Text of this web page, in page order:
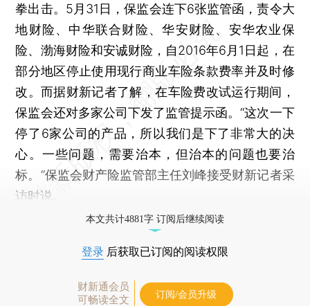
拳出击。5月31日，保监会连下6张监管函，责令大
地财险、中华联合财险、华安财险、安华农业保
险、渤海财险和安诚财险，自2016年6月1日起，在
部分地区停止使用现行商业车险条款费率并及时修
改。而据财新记者了解，在车险费改试运行期间，
保监会还对多家公司下发了监管提示函。“这次一下
停了6家公司的产品，所以我们是下了非常大的决
心。一些问题，需要治本，但治本的问题也要治
标。”保监会财产险监管部主任刘峰接受财新记者采
访时说。
本文共计4881字 订阅后继续阅读
登录 后获取已订阅的阅读权限
财新通会员
可畅读全文
订阅/会员升级